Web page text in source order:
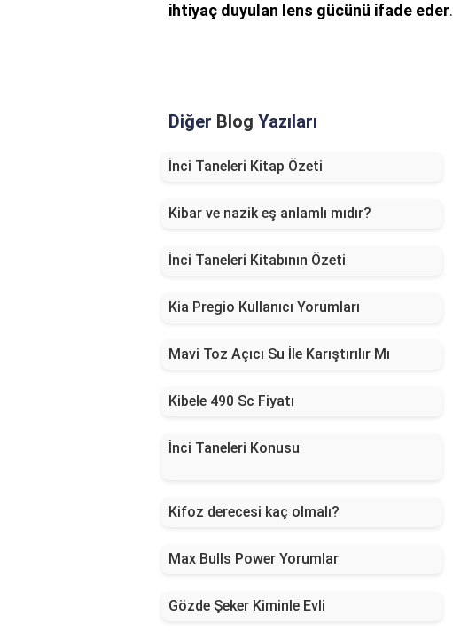
ihtiyaç duyulan lens gücünü ifade eder.
Diğer Blog Yazıları
İnci Taneleri Kitap Özeti
Kibar ve nazik eş anlamlı mıdır?
İnci Taneleri Kitabının Özeti
Kia Pregio Kullanıcı Yorumları
Mavi Toz Açıcı Su İle Karıştırılır Mı
Kibele 490 Sc Fiyatı
İnci Taneleri Konusu
Kifoz derecesi kaç olmalı?
Max Bulls Power Yorumlar
Gözde Şeker Kiminle Evli